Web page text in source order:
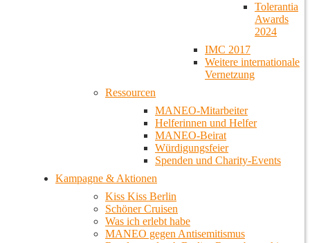
Tolerantia
Awards
2024
IMC 2017
Weitere internationale
Vernetzung
Ressourcen
MANEO-Mitarbeiter
Helferinnen und Helfer
MANEO-Beirat
Würdigungsfeier
Spenden und Charity-Events
Kampagne & Aktionen
Kiss Kiss Berlin
Schöner Cruisen
Was ich erlebt habe
MANEO gegen Antisemitismus